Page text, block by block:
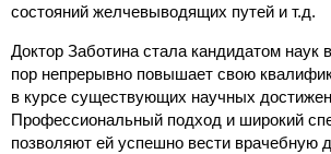
состояний желчевыводящих путей и т.д.
Доктор Заботина стала кандидатом наук
пор непрерывно повышает свою
в курсе существующих научных
Профессиональный подход и широкий
позволяют ей успешно вести врачебную